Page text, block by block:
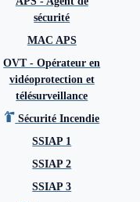
sécurité
MAC APS
OVT - Opérateur en
vidéoprotection et
télésurveillance
Sécurité Incendie
SSIAP 1
SSIAP 2
SSIAP 3